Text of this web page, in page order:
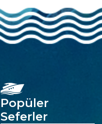
Popüler
Seferler